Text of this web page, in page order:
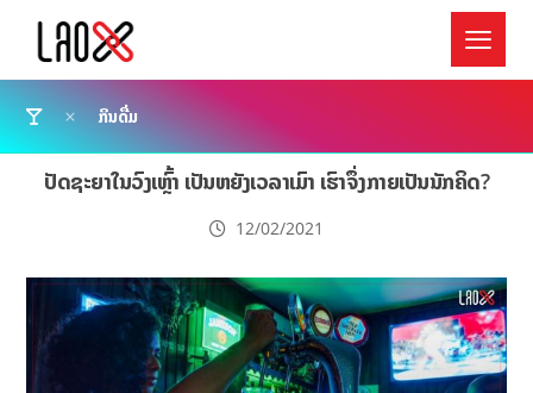
ກິນດື່ມ
ປັດຊະຍາໃນວົງເຫຼົ້າ ເປັນຫຍັງເວລາເມົາ ເຮົາຈຶ່ງກາຍເປັນນັກຄິດ?
12/02/2021